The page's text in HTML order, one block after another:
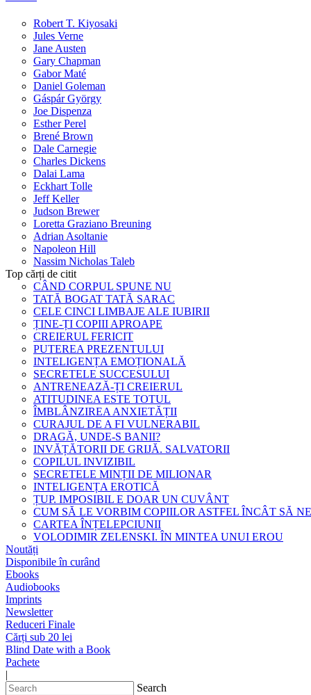
Robert T. Kiyosaki
Jules Verne
Jane Austen
Gary Chapman
Gabor Maté
Daniel Goleman
Gáspár György
Joe Dispenza
Esther Perel
Brené Brown
Dale Carnegie
Charles Dickens
Dalai Lama
Eckhart Tolle
Jeff Keller
Judson Brewer
Loretta Graziano Breuning
Adrian Asoltanie
Napoleon Hill
Nassim Nicholas Taleb
Top cărți de citit
CÂND CORPUL SPUNE NU
TATĂ BOGAT TATĂ SARAC
CELE CINCI LIMBAJE ALE IUBIRII
ȚINE-ȚI COPIII APROAPE
CREIERUL FERICIT
PUTEREA PREZENTULUI
INTELIGENȚA EMOȚIONALĂ
SECRETELE SUCCESULUI
ANTRENEAZĂ-ȚI CREIERUL
ATITUDINEA ESTE TOTUL
ÎMBLÂNZIREA ANXIETĂȚII
CURAJUL DE A FI VULNERABIL
DRAGĂ, UNDE-S BANII?
INVĂȚĂTORII DE GRIJĂ. SALVATORII
COPILUL INVIZIBIL
SECRETELE MINȚII DE MILIONAR
INTELIGENȚA EROTICĂ
ȚUP. IMPOSIBIL E DOAR UN CUVÂNT
CUM SĂ LE VORBIM COPIILOR ASTFEL ÎNCÂT SĂ
CARTEA ÎNȚELEPCIUNII
VOLODIMIR ZELENSKI. ÎN MINTEA UNUI EROU
Noutăți
Disponibile în curând
Ebooks
Audiobooks
Imprints
Newsletter
Reduceri Finale
Cărți sub 20 lei
Blind Date with a Book
Pachete
|
Search